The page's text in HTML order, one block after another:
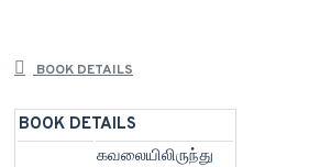
BOOK DETAILS
BOOK DETAILS
கவலையிலிருந்து